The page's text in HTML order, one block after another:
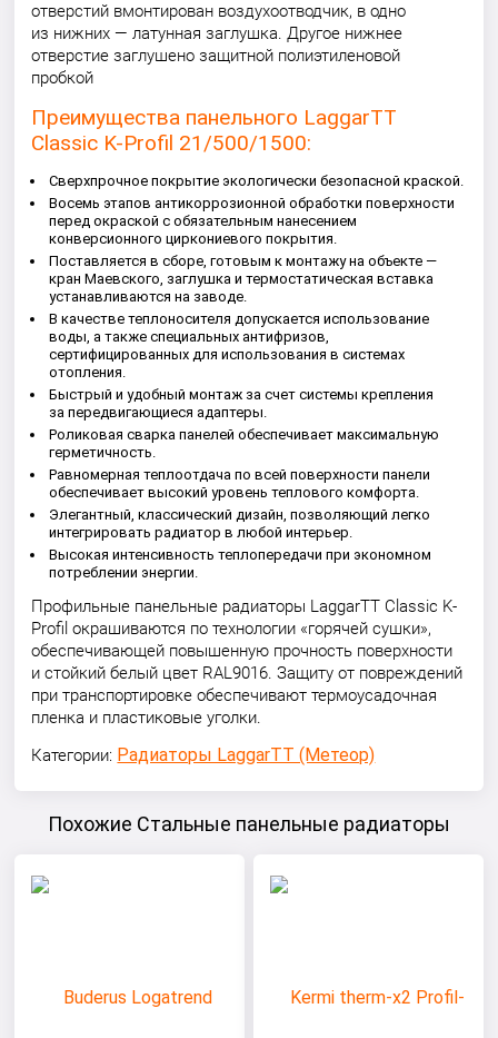
отверстий вмонтирован воздухоотводчик, в одно
из нижних — латунная заглушка. Другое нижнее
отверстие заглушено защитной полиэтиленовой
пробкой
Преимущества панельного LaggarTT
Classic K-Profil 21/500/1500:
Сверхпрочное покрытие экологически безопасной краской.
Восемь этапов антикоррозионной обработки поверхности
перед окраской с обязательным нанесением
конверсионного циркониевого покрытия.
Поставляется в сборе, готовым к монтажу на объекте —
кран Маевского, заглушка и термостатическая вставка
устанавливаются на заводе.
В качестве теплоносителя допускается использование
воды, а также специальных антифризов,
сертифицированных для использования в системах
отопления.
Быстрый и удобный монтаж за счет системы крепления
за передвигающиеся адаптеры.
Роликовая сварка панелей обеспечивает максимальную
герметичность.
Равномерная теплоотдача по всей поверхности панели
обеспечивает высокий уровень теплового комфорта.
Элегантный, классический дизайн, позволяющий легко
интегрировать радиатор в любой интерьер.
Высокая интенсивность теплопередачи при экономном
потреблении энергии.
Профильные панельные радиаторы LaggarTT Classic K-
Profil окрашиваются по технологии «горячей сушки»,
обеспечивающей повышенную прочность поверхности
и стойкий белый цвет RAL9016. Защиту от повреждений
при транспортировке обеспечивают термоусадочная
пленка и пластиковые уголки.
Категории: Радиаторы LaggarTT (Метеор)
Похожие Стальные панельные радиаторы